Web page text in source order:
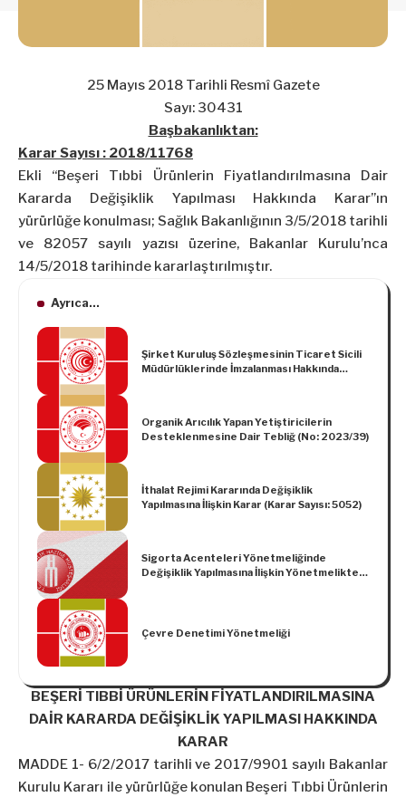
25 Mayıs 2018 Tarihli Resmî Gazete
Sayı: 30431
Başbakanlıktan:
Karar Sayısı : 2018/11768
Ekli “Beşeri Tıbbi Ürünlerin Fiyatlandırılmasına Dair
Kararda Değişiklik Yapılması Hakkında Karar”ın
yürürlüğe konulması; Sağlık Bakanlığının 3/5/2018 tarihli
ve 82057 sayılı yazısı üzerine, Bakanlar Kurulu’nca
14/5/2018 tarihinde kararlaştırılmıştır.
Ayrıca...
Şirket Kuruluş Sözleşmesinin Ticaret Sicili
Müdürlüklerinde İmzalanması Hakkında
Organik Arıcılık Yapan Yetiştiricilerin
Desteklenmesine Dair Tebliğ (No: 2023/39)
İthalat Rejimi Kararında Değişiklik
Yapılmasına İlişkin Karar (Karar Sayısı: 5052)
Sigorta Acenteleri Yönetmeliğinde
Değişiklik Yapılmasına İlişkin Yönetmelikte
Çevre Denetimi Yönetmeliği
BEŞERİ TIBBİ ÜRÜNLERİN FİYATLANDIRILMASINA
DAİR KARARDA DEĞİŞİKLİK YAPILMASI HAKKINDA
KARAR
MADDE 1- 6/2/2017 tarihli ve 2017/9901 sayılı Bakanlar
Kurulu Kararı ile yürürlüğe konulan Beşeri Tıbbi Ürünlerin